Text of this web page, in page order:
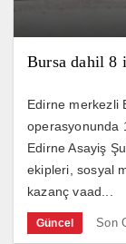
Bursa dahil 8
Edirne merkezli
operasyonunda
Edirne Asayiş
ekipleri, sosyal
kazanç vaad...
Güncel Son